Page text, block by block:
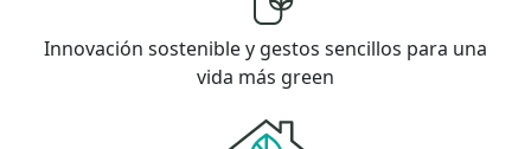
Innovación sostenible y gestos sencillos para una
vida más green